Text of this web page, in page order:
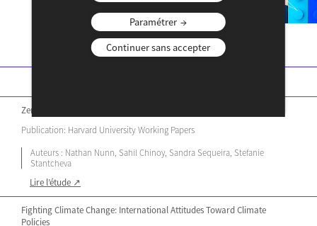
Zero-Sum Thinking and the Roots of U.S. Political Divides
Publication: Harvard University Working Papers
Auteurs : Nathan Nunn, Sahil Chinoy, Sandra Sequeira, Stefanie
Stantcheva
Lire l’étude ↗
Fighting Climate Change: International Attitudes Toward Climate
Policies
Paramétrer
Continuer sans accepter